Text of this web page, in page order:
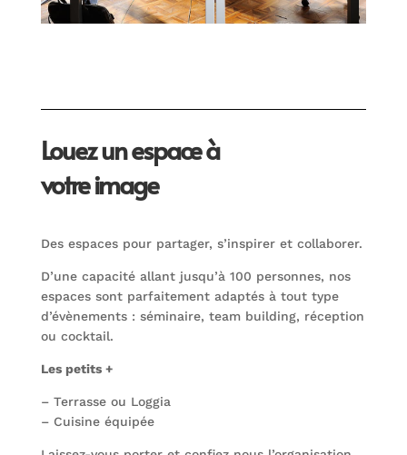
Louez un espace à
votre image
Des espaces pour partager, s’inspirer et collaborer.
D’une capacité allant jusqu’à 100 personnes, nos
espaces sont parfaitement adaptés à tout type
d’évènements : séminaire, team building, réception
ou cocktail.
Les petits +
– Terrasse ou Loggia
– Cuisine équipée